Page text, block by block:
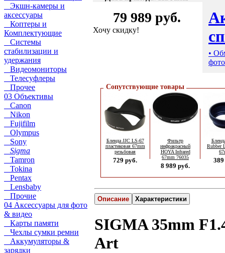
Экшн-камеры и
аксессуары
Коптеры и
Комплектующие
Системы
стабилизации и
удержания
Видеомониторы
Телесуфлеры
Прочее
03 Объективы
Canon
Nikon
Fujifilm
Olympus
Sony
Sigma
Tamron
Tokina
Pentax
Lensbaby
Прочие
04 Аксессуары для фото
& видео
Карты памяти
Чехлы сумки ремни
Аккумуляторы &
зарядки
79 989 руб.
Хочу скидку!
•
Сопутствующие товары
Бленда JJC LS-67
пластиковая 67mm
резьбовая
729 руб.
Фильтр
инфракрасный
HOYA Infrared
67mm 76035
8 989 руб.
Rubber
Описание Характеристики
SIGMA 35mm
Art